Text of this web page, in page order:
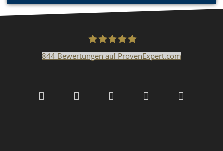
GmbH & Co.KG
844 Bewertungen auf ProvenExpert.com